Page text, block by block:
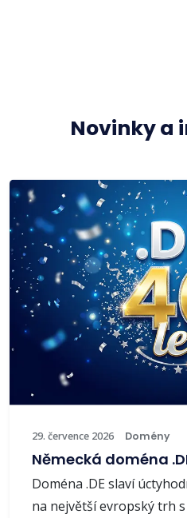
Novinky a
29. července 2026 Domény
Německá doména
Doména .DE slaví
na největší evropský trh